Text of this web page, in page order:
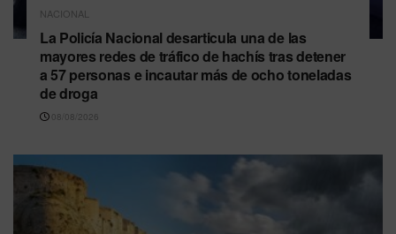
NACIONAL
La Policía Nacional desarticula una de las
mayores redes de tráfico de hachís tras detener
a 57 personas e incautar más de ocho toneladas
de droga
08/08/2026